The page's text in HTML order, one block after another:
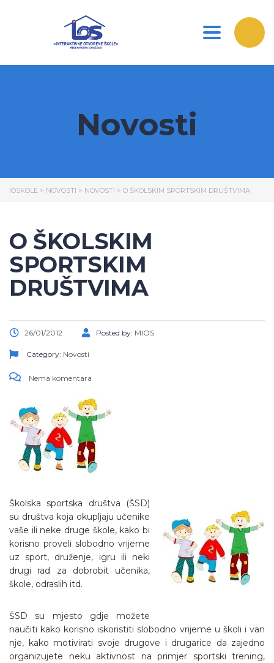
Toggle
Novosti
IOSKOLE > NOVOSTI > NOVOSTI > O ŠKOLSKIM SPORTSKIM DRUŠTVIMA
O ŠKOLSKIM
SPORTSKIM
DRUŠTVIMA
26/01/2012 Posted by: MIOS
Category: Novosti
Nema komentara
Školska sportska društva (ŠSD)
su društva koja okupljaju učenike
vaše ili neke druge škole, kako bi
korisno proveli slobodno vrijeme
uz sport, druženje, igru ili neki
drugi rad za dobrobit učenika,
škole, odraslih itd.
ŠSD su mjesto gdje možete
naučiti kako korisno iskoristiti slobodno vrijeme u školi i van
nje, kako motivirati svoje drugove i drugarice da zajedno
organizujete neku aktivnost na primjer sportski trening,